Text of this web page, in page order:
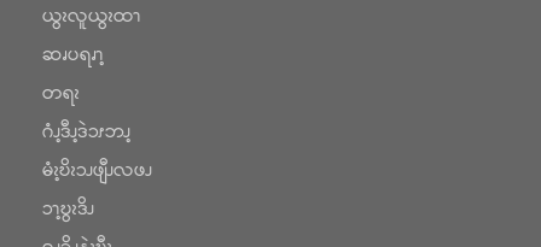
ယွၩလူယွၩထၫ
ဆၧပရၧၫ့
တရၩ
ဂံၪ့ဒီၪ့ဒဲၥၭဘၪ့
မံၩ့ဎိၩၥၪဖျီၪလဖၪ
ၥၫ့ဎွၩဒိၪ